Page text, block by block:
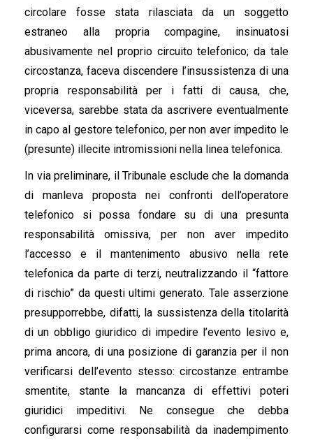
circolare fosse stata rilasciata da un soggetto
estraneo alla propria compagine, insinuatosi
abusivamente nel proprio circuito telefonico; da tale
circostanza, faceva discendere l’insussistenza di una
propria responsabilità per i fatti di causa, che,
viceversa, sarebbe stata da ascrivere eventualmente
in capo al gestore telefonico, per non aver impedito le
(presunte) illecite intromissioni nella linea telefonica.
In via preliminare, il Tribunale esclude che la domanda
di manleva proposta nei confronti dell’operatore
telefonico si possa fondare su di una presunta
responsabilità omissiva, per non aver impedito
l’accesso e il mantenimento abusivo nella rete
telefonica da parte di terzi, neutralizzando il “fattore
di rischio” da questi ultimi generato. Tale asserzione
presupporrebbe, difatti, la sussistenza della titolarità
di un obbligo giuridico di impedire l’evento lesivo e,
prima ancora, di una posizione di garanzia per il non
verificarsi dell’evento stesso: circostanze entrambe
smentite, stante la mancanza di effettivi poteri
giuridici impeditivi. Ne consegue che debba
configurarsi come responsabilità da inadempimento